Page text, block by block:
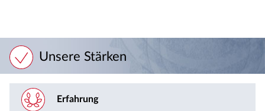
Unsere Stärken
Erfahrung